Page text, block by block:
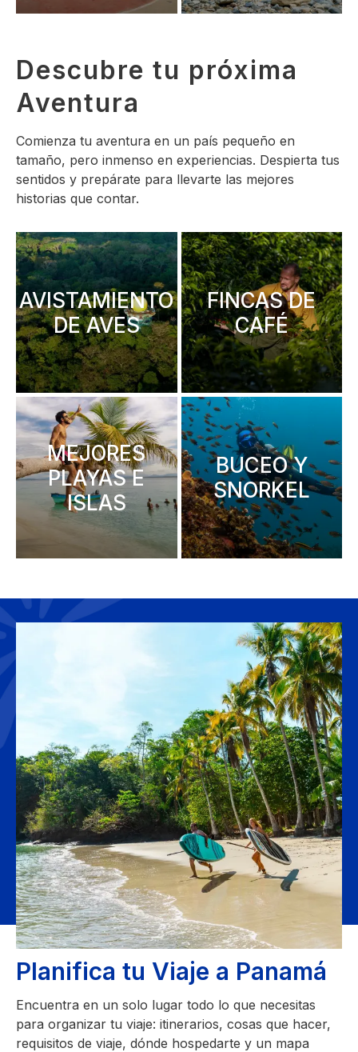
Descubre tu próxima
Aventura
Comienza tu aventura en un país pequeño en
tamaño, pero inmenso en experiencias. Despierta tus
sentidos y prepárate para llevarte las mejores
historias que contar.
AVISTAMIENTO
DE AVES
FINCAS DE
CAFÉ
MEJORES
PLAYAS E
ISLAS
BUCEO Y
SNORKEL
Planifica tu Viaje a Panamá
Encuentra en un solo lugar todo lo que necesitas
para organizar tu viaje: itinerarios, cosas que hacer,
requisitos de viaje, dónde hospedarte y un mapa